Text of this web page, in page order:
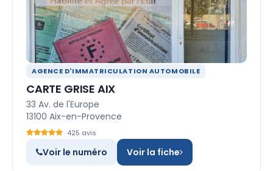
AGENCE D'IMMATRICULATION AUTOMOBILE
CARTE GRISE AIX
33 Av. de l'Europe
13100 Aix-en-Provence
425 avis
Voir le numéro Voir la fiche